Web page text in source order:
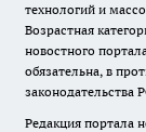
технологий и
Возрастная
новостного
обязательна, в
законодательства
Редакция портала